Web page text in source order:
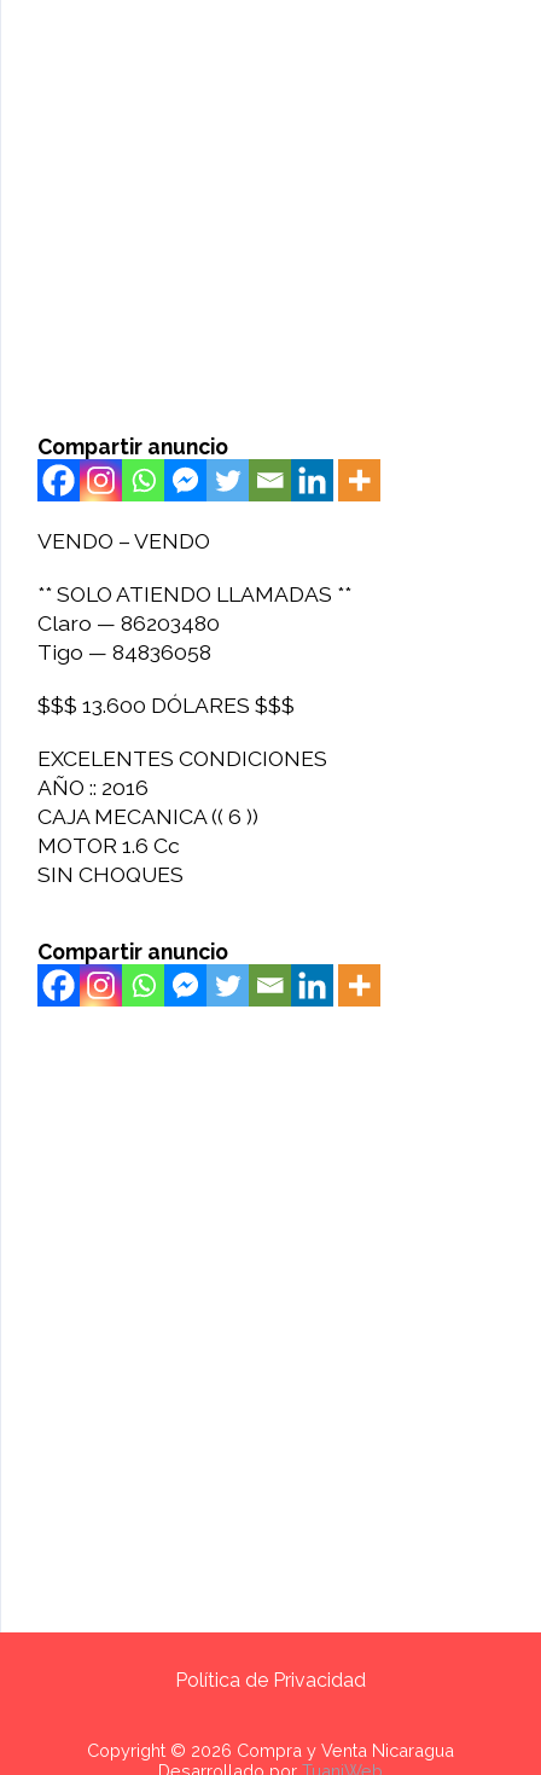
Compartir anuncio
VENDO – VENDO
** SOLO ATIENDO LLAMADAS **
Claro — 86203480
Tigo — 84836058
$$$ 13.600 DÓLARES $$$
EXCELENTES CONDICIONES
AÑO :: 2016
CAJA MECANICA (( 6 ))
MOTOR 1.6 Cc
SIN CHOQUES
Compartir anuncio
Política de Privacidad
Copyright © 2026 Compra y Venta Nicaragua
Desarrollado por TuaniWeb